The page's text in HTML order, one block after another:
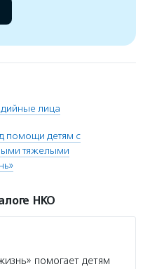
лица
помощи детям с
тяжелыми
НКО
помогает детям